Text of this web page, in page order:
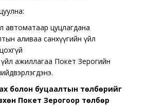
автоматаар цуцлагдана
аливаа санхүүгийн үйл
ажиллагаа Покет Зерогийн
болон буцаалтын төлбөрийг
Покет Зерогоор төлбөр